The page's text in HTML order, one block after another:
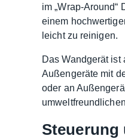
im „Wrap-Around“
einem
leicht zu reinigen.
Das Wandgerät ist
Außengeräte mit
oder an
Steuerung